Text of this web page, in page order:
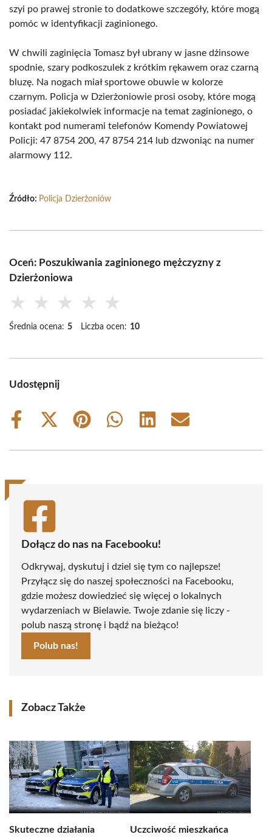
szyi po prawej stronie to dodatkowe szczegóły, które mogą
pomóc w identyfikacji zaginionego.
W chwili zaginięcia Tomasz był ubrany w jasne dżinsowe
spodnie, szary podkoszulek z krótkim rękawem oraz czarną
bluzę. Na nogach miał sportowe obuwie w kolorze
czarnym. Policja w Dzierżoniowie prosi osoby, które mogą
posiadać jakiekolwiek informacje na temat zaginionego, o
kontakt pod numerami telefonów Komendy Powiatowej
Policji: 47 8754 200, 47 8754 214 lub dzwoniąc na numer
alarmowy 112.
Źródło: Policja Dzierżoniów
Oceń: Poszukiwania zaginionego mężczyzny z
Dzierżoniowa
★ ★ ★ ★ ★
Średnia ocena: 5 Liczba ocen: 10
Udostępnij
Share
Share
(Twitter)
Share
Share
Share
Share
Dołącz do nas na Facebooku!
Odkrywaj, dyskutuj i dziel się tym co najlepsze!
Przyłącz się do naszej społeczności na Facebooku,
gdzie możesz dowiedzieć się więcej o lokalnych
wydarzeniach w Bielawie. Twoje zdanie się liczy -
polub naszą stronę i bądź na bieżąco!
Polub nas!
Zobacz Także
Skuteczne działania Uczciwość mieszkańca